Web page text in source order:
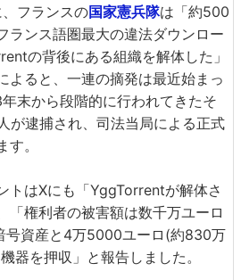
フランスの国家憲兵隊は「約500
ランス語圏最大の違法ダウンロー
の背後にある組織を解体した」
よると、一連の摘発は最近始まっ
末から段階的に行われてきたそ
が逮捕され、司法当局による正式
。
トはXにも「YggTorrentが解体さ
「権利者の被害額は数千万ユーロ
号資産と4万5000ユーロ(約830万
器を押収」と報告しました。